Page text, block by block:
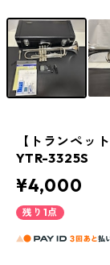
【トランペ
YTR-3325S
¥4,000
残り1点